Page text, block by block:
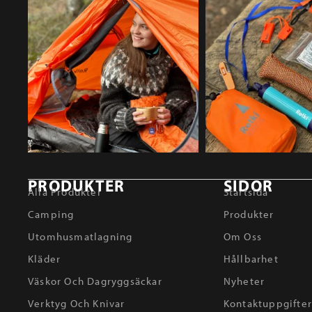
PRODUKTER
Alla Produkter
Camping
Utomhusmatlagning
Kläder
Väskor Och Dagryggsäckar
Verktyg Och Knivar
SIDOR
Startsida
Produkter
Om Oss
Hållbarhet
Nyheter
Kontaktuppgifter